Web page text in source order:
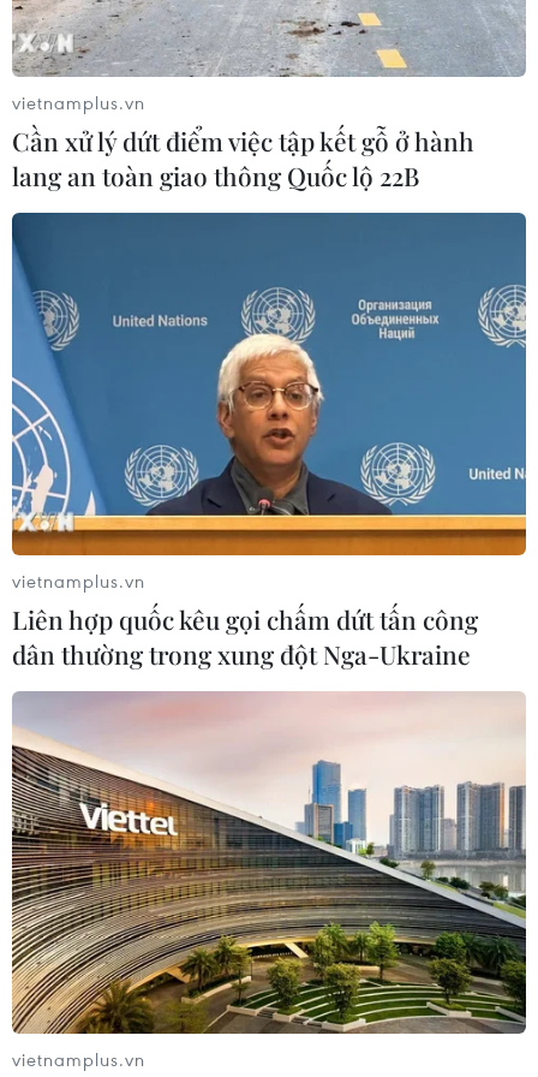
TIN LIÊN QUAN
Các hãng hàng không liên tục hủy chuyến
do cơn bão Kalmaegi
16/09/2014 12:19
Các hãng hàng không đã hủy hàng loạt chuyến bay
nhằm đảm bảo an toàn cất, hạ cánh và hành khách do
ảnh hưởng từ cơn bão số 3 (bão Kalmaegi) đang đổ bộ
vào nước ta.
vietnamplus.vn
Cần xử lý dứt điểm việc tập kết gỗ ở hành
lang an toàn giao thông Quốc lộ 22B
vietnamplus.vn
Liên hợp quốc kêu gọi chấm dứt tấn công
dân thường trong xung đột Nga-Ukraine
vietnamplus.vn